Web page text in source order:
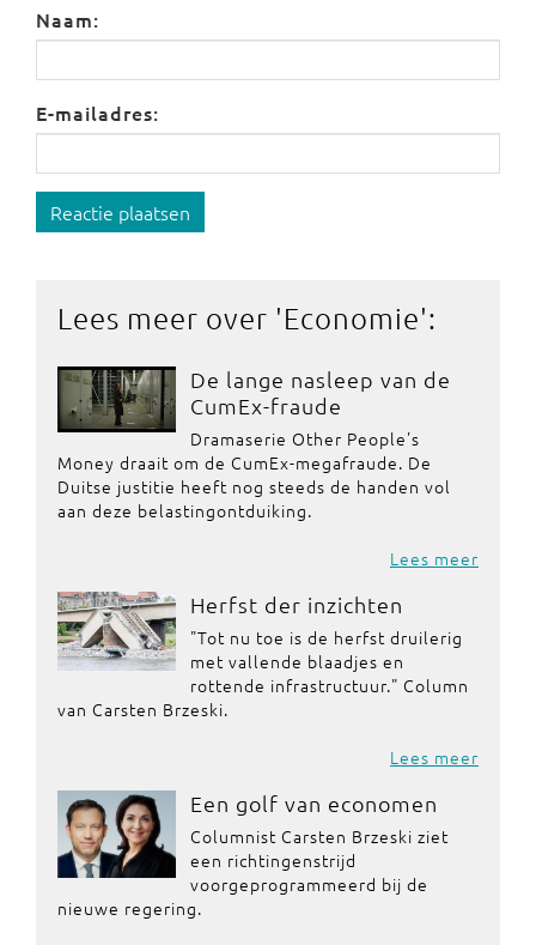
Naam:
E-mailadres:
Reactie plaatsen
Lees meer over 'Economie':
De lange nasleep van de
CumEx-fraude
Dramaserie Other People's
Money draait om de CumEx-megafraude. De
Duitse justitie heeft nog steeds de handen vol
aan deze belastingontduiking.
Lees meer
Herfst der inzichten
"Tot nu toe is de herfst druilerig
met vallende blaadjes en
rottende infrastructuur." Column
van Carsten Brzeski.
Lees meer
Een golf van economen
Columnist Carsten Brzeski ziet
een richtingenstrijd
voorgeprogrammeerd bij de
nieuwe regering.